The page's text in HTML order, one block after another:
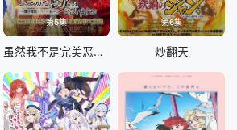
第5集
虽然我不是完美恶女～雏宫蝶鼠替换传
第6集
炒翻天